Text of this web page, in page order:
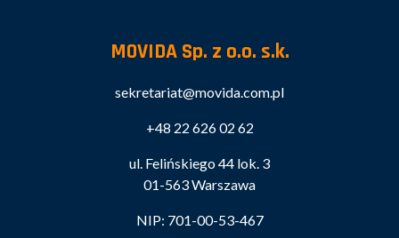
MOVIDA Sp. z o.o. s.k.
sekretariat@movida.com.pl
+48 22 626 02 62
ul. Felińskiego 44 lok. 3
01-563 Warszawa
NIP: 701-00-53-467